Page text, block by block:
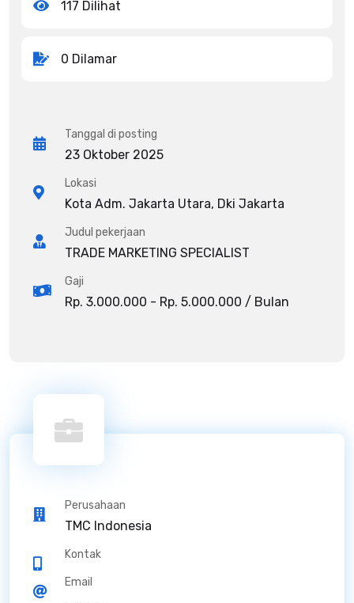
117 Dilihat
0 Dilamar
Tanggal di posting
23 Oktober 2025
Lokasi
Kota Adm. Jakarta Utara, Dki Jakarta
Judul pekerjaan
TRADE MARKETING SPECIALIST
Gaji
Rp. 3.000.000 - Rp. 5.000.000 / Bulan
Perusahaan
TMC Indonesia
Kontak
Email